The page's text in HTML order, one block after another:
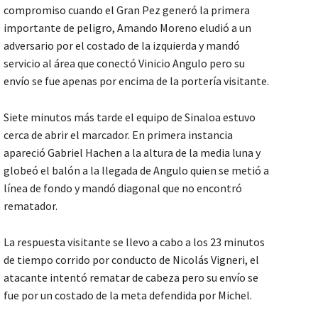
compromiso cuando el Gran Pez generó la primera
importante de peligro, Amando Moreno eludió a un
adversario por el costado de la izquierda y mandó
servicio al área que conectó Vinicio Angulo pero su
envío se fue apenas por encima de la portería visitante.
Siete minutos más tarde el equipo de Sinaloa estuvo
cerca de abrir el marcador. En primera instancia
apareció Gabriel Hachen a la altura de la media luna y
globeó el balón a la llegada de Angulo quien se metió a
línea de fondo y mandó diagonal que no encontró
rematador.
La respuesta visitante se llevo a cabo a los 23 minutos
de tiempo corrido por conducto de Nicolás Vigneri, el
atacante intentó rematar de cabeza pero su envío se
fue por un costado de la meta defendida por Michel.